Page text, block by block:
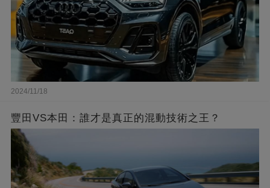
2024/11/18
豐田VS本田：誰才是真正的混動技術之王？